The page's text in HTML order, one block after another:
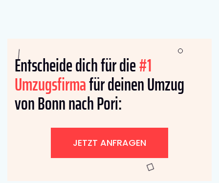
Entscheide dich für die#1
Umzugsfirmafür deinen Umzug
von Bonn nach Pori:
JETZT ANFRAGEN